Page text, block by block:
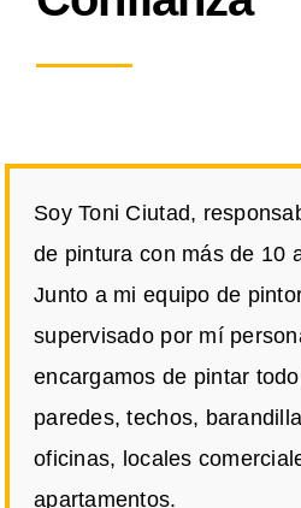
Soy Toni Ciutad,
de pintura con más de 10
Junto a mi equipo de
supervisado por mí
encargamos de pintar
paredes, techos,
oficinas, locales
apartamentos.